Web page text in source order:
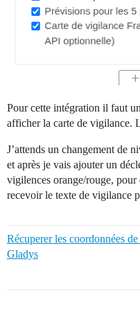
Pour cette intégration il faut
afficher la carte de vigilance.
J’attends un changement de
et après je vais ajouter un
vigilences orange/rouge, pour
recevoir le texte de vigilance
Récuperer les coordonnées
Gladys